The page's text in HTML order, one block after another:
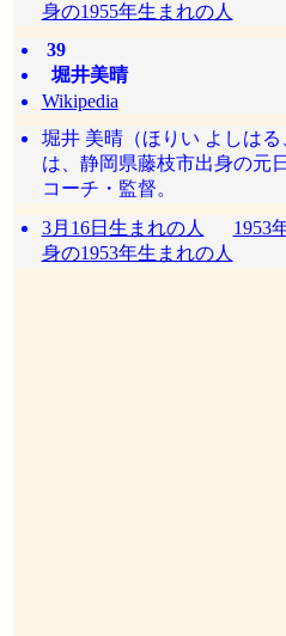
身の1955年生まれの人
39
堀井美晴
Wikipedia
堀井 美晴（ほりい よしはる
は、静岡県藤枝市出身の元
コーチ・監督。
3月16日生まれの人
1953
身の1953年生まれの人